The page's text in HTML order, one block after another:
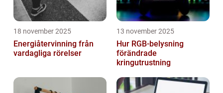
18 november 2025
Energiåtervinning från
vardagliga rörelser
13 november 2025
Hur RGB-belysning
förändrade
kringutrustning